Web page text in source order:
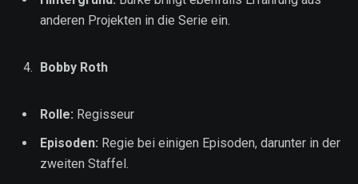
anderen Projekten in die Serie ein.
Bobby Roth
Rolle: Regisseur
Episoden: Regie bei einigen Episoden, darunter in der
zweiten Staffel.